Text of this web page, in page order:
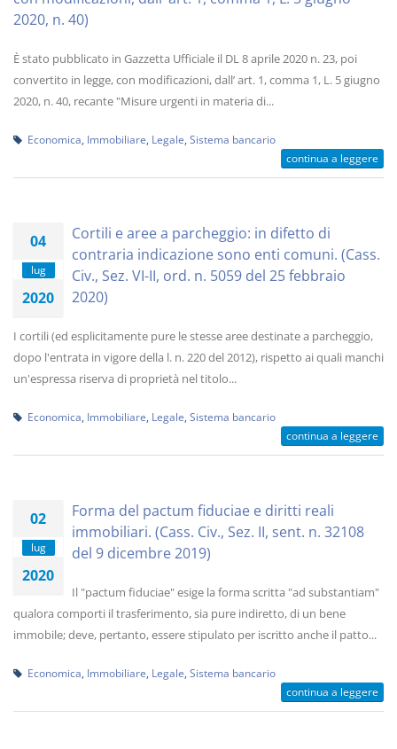
2020, n. 40)
È stato pubblicato in Gazzetta Ufficiale il DL 8 aprile 2020 n. 23, poi
convertito in legge, con modificazioni, dall’ art. 1, comma 1, L. 5 giugno
2020, n. 40, recante "Misure urgenti in materia di...
Economica Immobiliare Legale Sistema bancario
continua a leggere
04
lug
2020
Cortili e aree a parcheggio: in difetto di
contraria indicazione sono enti comuni. (Cass.
Civ., Sez. VI-II, ord. n. 5059 del 25 febbraio
2020)
I cortili (ed esplicitamente pure le stesse aree destinate a parcheggio,
dopo l'entrata in vigore della l. n. 220 del 2012), rispetto ai quali manchi
un'espressa riserva di proprietà nel titolo...
Economica Immobiliare Legale Sistema bancario
continua a leggere
02
lug
2020
Forma del pactum fiduciae e diritti reali
immobiliari. (Cass. Civ., Sez. II, sent. n. 32108
del 9 dicembre 2019)
Il "pactum fiduciae" esige la forma scritta "ad substantiam"
qualora comporti il trasferimento, sia pure indiretto, di un bene
immobile; deve, pertanto, essere stipulato per iscritto anche il patto...
Economica Immobiliare Legale Sistema bancario
continua a leggere